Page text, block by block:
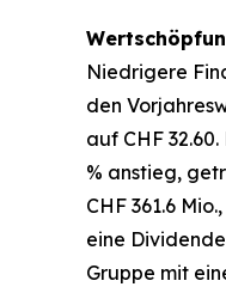
Niedrigere
den
auf CHF
% anstieg,
CHF 361.6
eine
Gruppe mit